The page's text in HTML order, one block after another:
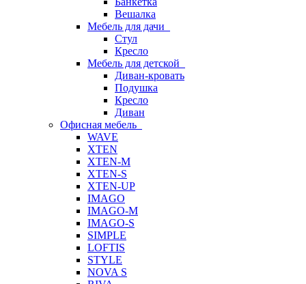
Вешалка
Мебель для дачи
Стул
Кресло
Мебель для детской
Диван-кровать
Подушка
Кресло
Диван
Офисная мебель
WAVE
XTEN
XTEN-M
XTEN-S
XTEN-UP
IMAGO
IMAGO-M
IMAGO-S
SIMPLE
LOFTIS
STYLE
NOVA S